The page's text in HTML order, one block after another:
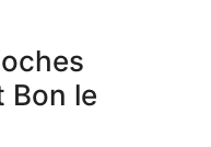
Bon le